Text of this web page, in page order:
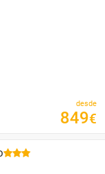
desde
849€